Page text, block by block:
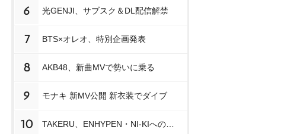
6 光GENJI、サブスク＆DL配信解禁
7 BTS×オレオ、特別企画発表
8 AKB48、新曲MVで勢いに乗る
9 モナキ 新MV公開 新衣装でダイブ
10